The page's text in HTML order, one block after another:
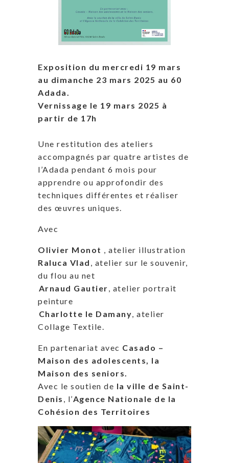
Exposition du mercredi 19 mars
au dimanche 23 mars 2025 au 60
Adada.
Vernissage le 19 mars 2025 à
partir de 17h
Une restitution des ateliers
accompagnés par quatre artistes de
l’Adada pendant 6 mois pour
apprendre ou approfondir des
techniques différentes et réaliser
des œuvres uniques.
Avec
Olivier Monot
, atelier illustration
Raluca Vlad
, atelier sur le souvenir,
du flou au net
Arnaud Gautier , atelier portrait
peinture
Charlotte le Damany , atelier
Collage Textile.
En partenariat avec Casado –
Maison des adolescents, la
Maison des seniors.
Avec le soutien de la ville de Saint-
Denis
, l’Agence Nationale de la
Cohésion des Territoires